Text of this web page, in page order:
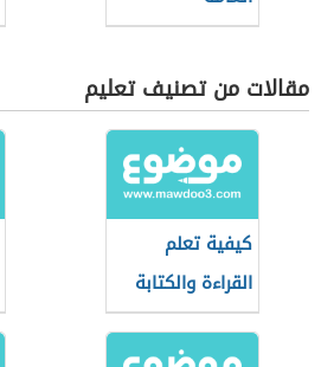
مقالات من تصنيف تعليم
كيفية تعلم
القراءة والكتابة